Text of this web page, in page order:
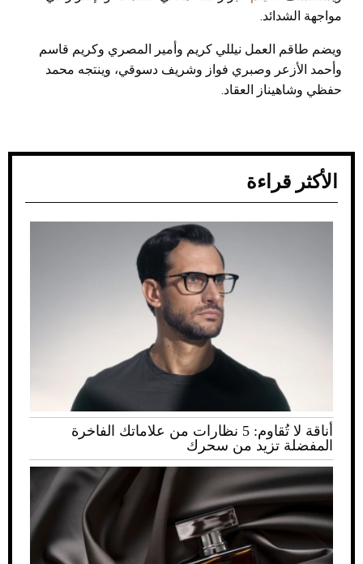
مواجهة الشدائد.
ويضم طاقم العمل نيللي كريم وأمير المصري وكريم قاسم
وأحمد الأزعر وصبري فواز وشريف دسوقي، وينتجه محمد
حفظي وشاهيناز العقاد.
الأكثر قراءة
أناقة لا تُقاوم: 5 نظارات من علاماتك الفاخرة
المفضلة تزيد من سحرك